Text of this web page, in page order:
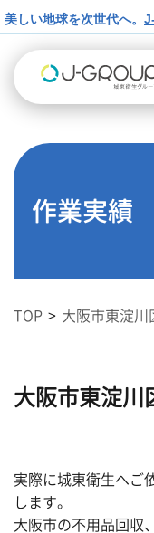
美しい地球を次世代へ。
作業実績
TOP 大阪市東淀川
大阪市東淀川
実際に城東衛生へご
します。
大阪市の不用品回収